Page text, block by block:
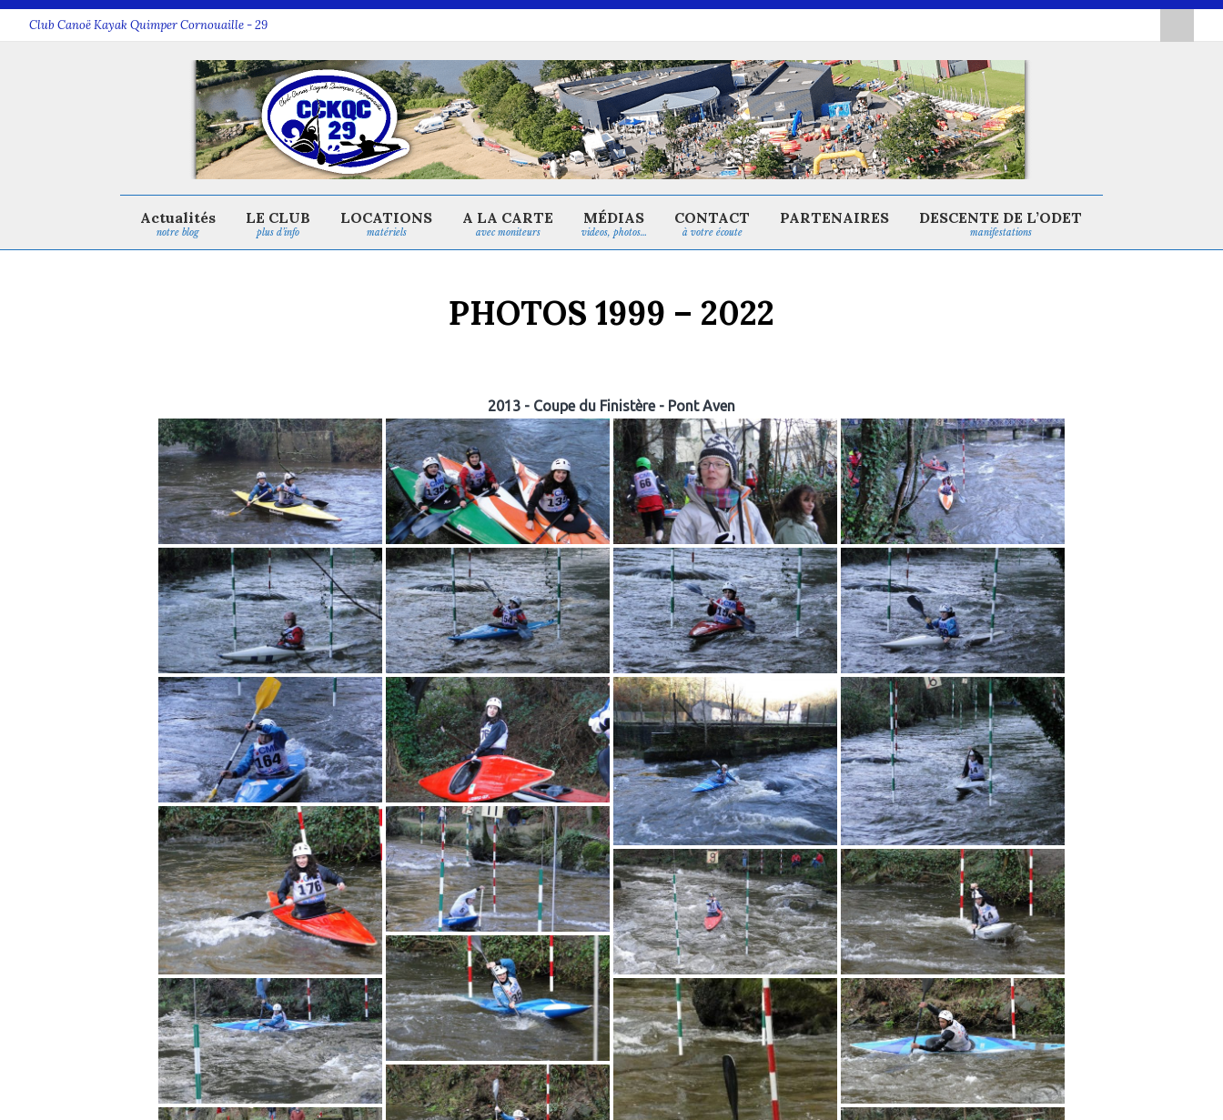
Club Canoë Kayak Quimper Cornouaille - 29
notre blog
Actualités
plus d’info
LE CLUB
matériels
LOCATIONS
avec moniteurs
A LA CARTE
videos, photos…
MÉDIAS
à votre écoute
CONTACT PARTENAIRES
manifestations
DESCENTE DE L’ODET
PHOTOS 1999 – 2022
2013 - Coupe du Finistère - Pont Aven